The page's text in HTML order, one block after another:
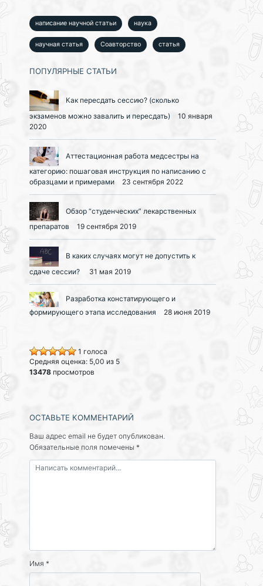
написание научной статьи наука
научная статья Соавторство статья
ПОПУЛЯРНЫЕ СТАТЬИ
Как пересдать сессию? (сколько
экзаменов можно завалить и пересдать)
10 января
2020
Аттестационная работа медсестры на
категорию: пошаговая инструкция по написанию с
образцами и примерами
23 сентября 2022
Обзор “студенческих” лекарственных
препаратов
19 сентября 2019
В каких случаях могут не допустить к
сдаче сессии?
31 мая 2019
Разработка констатирующего и
формирующего этапа исследования
28 июня 2019
1 голоса
Средняя оценка: 5,00 из 5
13478 просмотров
ОСТАВЬТЕ КОММЕНТАРИЙ
Ваш адрес email не будет опубликован.
Обязательные поля помечены *
Имя *